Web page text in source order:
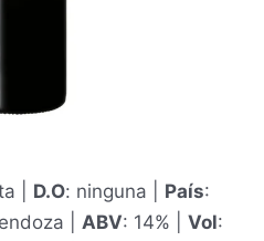
| D.O: ninguna | País:
| ABV: 14% | Vol: